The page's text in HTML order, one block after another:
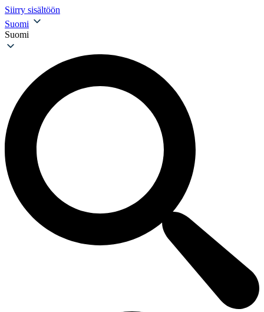
Siirry sisältöön
Suomi
Suomi